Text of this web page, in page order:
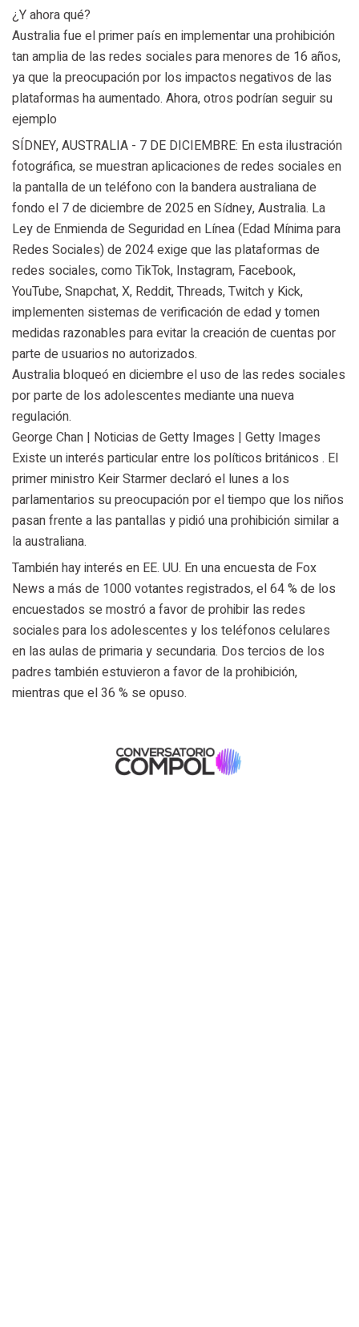
¿Y ahora qué?
Australia fue el primer país en implementar una prohibición
tan amplia de las redes sociales para menores de 16 años,
ya que la preocupación por los impactos negativos de las
plataformas ha aumentado. Ahora, otros podrían seguir su
ejemplo
SÍDNEY, AUSTRALIA - 7 DE DICIEMBRE: En esta ilustración
fotográfica, se muestran aplicaciones de redes sociales en
la pantalla de un teléfono con la bandera australiana de
fondo el 7 de diciembre de 2025 en Sídney, Australia. La
Ley de Enmienda de Seguridad en Línea (Edad Mínima para
Redes Sociales) de 2024 exige que las plataformas de
redes sociales, como TikTok, Instagram, Facebook,
YouTube, Snapchat, X, Reddit, Threads, Twitch y Kick,
implementen sistemas de verificación de edad y tomen
medidas razonables para evitar la creación de cuentas por
parte de usuarios no autorizados.
Australia bloqueó en diciembre el uso de las redes sociales
por parte de los adolescentes mediante una nueva
regulación.
George Chan | Noticias de Getty Images | Getty Images
Existe un interés particular entre los políticos británicos . El
primer ministro Keir Starmer declaró el lunes a los
parlamentarios su preocupación por el tiempo que los niños
pasan frente a las pantallas y pidió una prohibición similar a
la australiana.
También hay interés en EE. UU. En una encuesta de Fox
News a más de 1000 votantes registrados, el 64 % de los
encuestados se mostró a favor de prohibir las redes
sociales para los adolescentes y los teléfonos celulares
en las aulas de primaria y secundaria. Dos tercios de los
padres también estuvieron a favor de la prohibición,
mientras que el 36 % se opuso.